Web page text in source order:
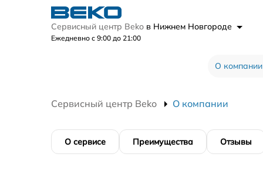
Сервисный центр Beko в Нижнем Новгороде
Ежедневно с 9:00 до 21:00
О компании
Сервисный центр Beko О компании
О сервисе Преимущества Отзывы